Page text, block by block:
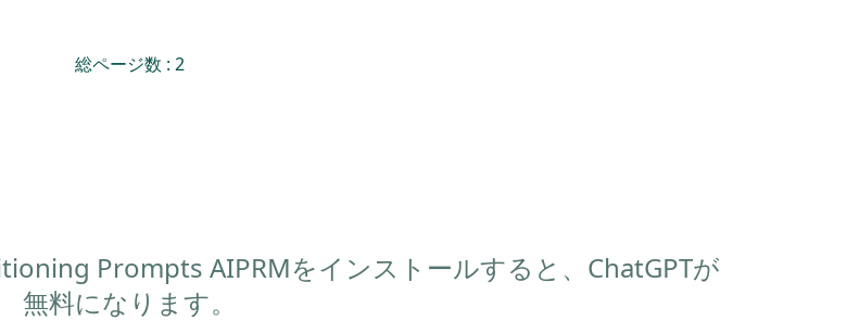
総ページ数 : 2
Prompts AIPRMをインストールすると、ChatGPTが
無料になります。